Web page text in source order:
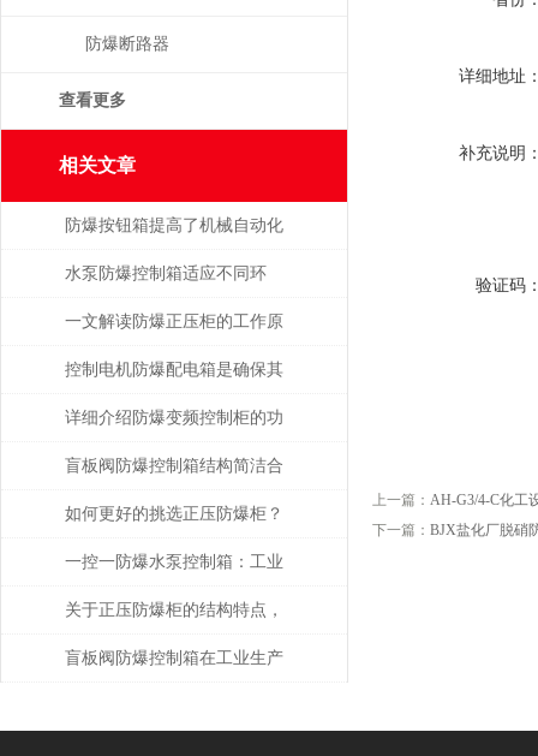
详细地址
补充说明
验证码
上一篇： AH-G3/4-C化工
下一篇： BJX盐化厂脱硝
防爆断路器
查看更多
相关文章
防爆按钮箱提高了机械自动化
程度
水泵防爆控制箱适应不同环
境，保障安全运行
一文解读防爆正压柜的工作原
理及其结构特点
控制电机防爆配电箱是确保其
安全可靠地运行的关键
详细介绍防爆变频控制柜的功
能特点
盲板阀防爆控制箱结构简洁合
理，通用性强
如何更好的挑选正压防爆柜？
一控一防爆水泵控制箱：工业
安全的智能守护者
关于正压防爆柜的结构特点，
你了解多少呢？
盲板阀防爆控制箱在工业生产